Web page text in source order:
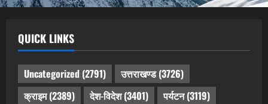
QUICK LINKS
Uncategorized (2791) उत्तराखण्ड(3726)
क्राइम(2389) देश-विदेश(3401) पर्यटन(3119)